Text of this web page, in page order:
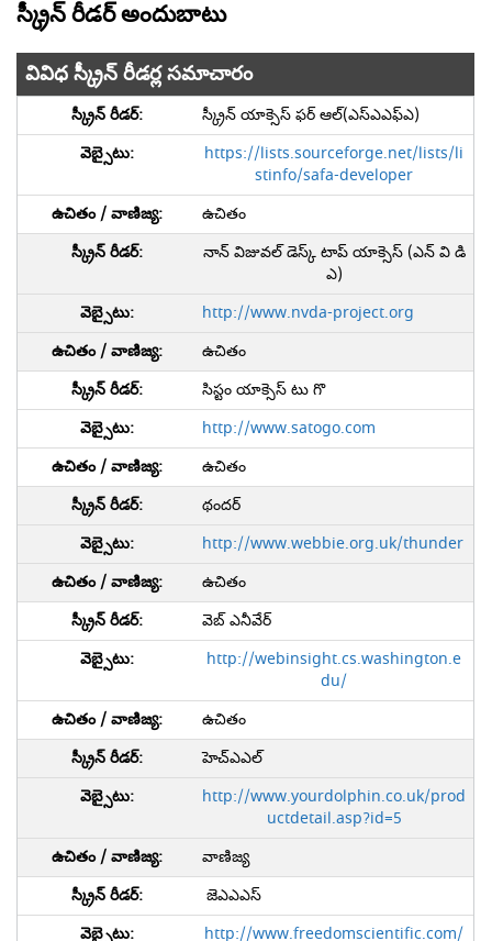
స్క్రీన్ రీడర్ అందుబాటు
వివిధ స్క్రీన్ రీడర్ల సమాచారం
స్క్రీన్ యాక్సెస్ ఫర్ ఆల్(ఎస్ఎఎఫ్ఎ)
https://lists.sourceforge.net/lists/li
stinfo/safa-developer
ఉచితం
నాన్ విజువల్ డెస్క్ టాప్ యాక్సెస్ (ఎన్ వి డి
ఎ)
http://www.nvda-project.org
ఉచితం
సిస్టం యాక్సెస్ టు గొ
http://www.satogo.com
ఉచితం
థందర్
http://www.webbie.org.uk/thunder
ఉచితం
వెబ్ ఎనీవేర్
http://webinsight.cs.washington.e
du/
ఉచితం
హెచ్ఎఎల్
http://www.yourdolphin.co.uk/prod
uctdetail.asp?id=5
వాణిజ్య
జెఎఎఎస్
http://www.freedomscientific.com/